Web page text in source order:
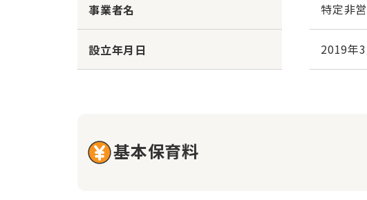
事業者名 特定非
設立年月日 2019年
基本保育料